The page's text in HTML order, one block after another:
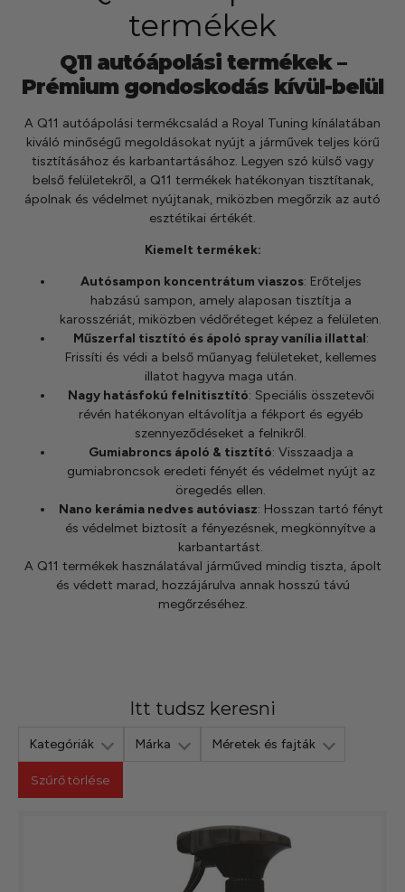
termékek
Q11 autóápolási termékek –
Prémium gondoskodás kívül-belül
A Q11 autóápolási termékcsalád a Royal Tuning kínálatában
kiváló minőségű megoldásokat nyújt a járművek teljes körű
tisztításához és karbantartásához. Legyen szó külső vagy
belső felületekről, a Q11 termékek hatékonyan tisztítanak,
ápolnak és védelmet nyújtanak, miközben megőrzik az autó
esztétikai értékét.
Kiemelt termékek:
Autósampon koncentrátum viaszos: Erőteljes
habzású sampon, amely alaposan tisztítja a
karosszériát, miközben védőréteget képez a felületen.
Műszerfal tisztító és ápoló spray vanília illattal:
Frissíti és védi a belső műanyag felületeket, kellemes
illatot hagyva maga után.
Nagy hatásfokú felnitisztító: Speciális összetevői
révén hatékonyan eltávolítja a fékport és egyéb
szennyeződéseket a felnikről.
Gumiabroncs ápoló & tisztító: Visszaadja a
gumiabroncsok eredeti fényét és védelmet nyújt az
öregedés ellen.
Nano kerámia nedves autóviasz: Hosszan tartó fényt
és védelmet biztosít a fényezésnek, megkönnyítve a
karbantartást.
A Q11 termékek használatával járműved mindig tiszta, ápolt
és védett marad, hozzájárulva annak hosszú távú
megőrzéséhez.
Itt tudsz keresni
Kategóriák Márka Méretek és fajták
Szűrő törlése